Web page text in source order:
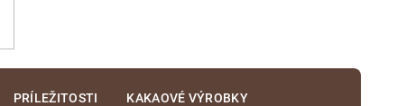
PRÍLEŽITOSTI KAKAOVÉ VÝROBKY